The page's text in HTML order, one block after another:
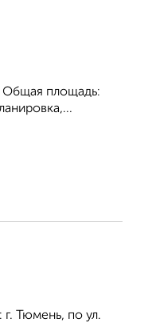
Общая площадь:
Тюмень, по ул.